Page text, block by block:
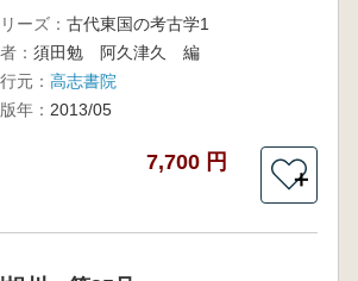
ーズ： 古代東国の考古学1
： 須田勉 阿久津久 編
元： 高志書院
年： 2013/05
7,700 円
＋